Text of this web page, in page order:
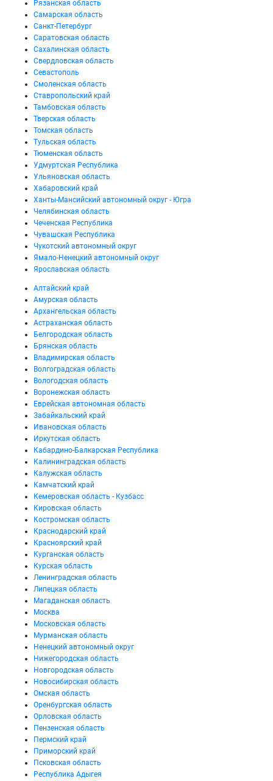
Рязанская область
Самарская область
Санкт-Петербург
Саратовская область
Сахалинская область
Свердловская область
Севастополь
Смоленская область
Ставропольский край
Тамбовская область
Тверская область
Томская область
Тульская область
Тюменская область
Удмуртская Республика
Ульяновская область
Хабаровский край
Ханты-Мансийский автономный округ - Югра
Челябинская область
Чеченская Республика
Чувашская Республика
Чукотский автономный округ
Ямало-Ненецкий автономный округ
Ярославская область
Алтайский край
Амурская область
Архангельская область
Астраханская область
Белгородская область
Брянская область
Владимирская область
Волгоградская область
Вологодская область
Воронежская область
Еврейская автономная область
Забайкальский край
Ивановская область
Иркутская область
Кабардино-Балкарская Республика
Калининградская область
Калужская область
Камчатский край
Кемеровская область - Кузбасс
Кировская область
Костромская область
Краснодарский край
Красноярский край
Курганская область
Курская область
Ленинградская область
Липецкая область
Магаданская область
Москва
Московская область
Мурманская область
Ненецкий автономный округ
Нижегородская область
Новгородская область
Новосибирская область
Омская область
Оренбургская область
Орловская область
Пензенская область
Пермский край
Приморский край
Псковская область
Республика Адыгея